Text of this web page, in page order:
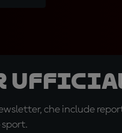
che include
sport.